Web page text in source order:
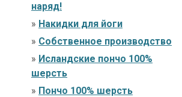
наряд!
» Накидки для йоги
» Собственное производство
» Исландские пончо 100%
шерсть
» Пончо 100% шерсть